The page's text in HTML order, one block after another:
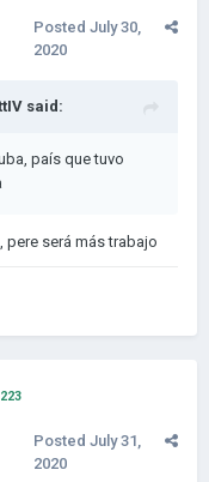
Posted July 30,
2020
said:
país que tuvo
pere será más trabajo
Posted July 31,
2020